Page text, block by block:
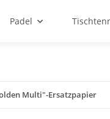
Padel
Multi"-Ersatzpapier